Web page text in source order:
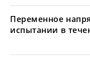
Переменное
испытании в